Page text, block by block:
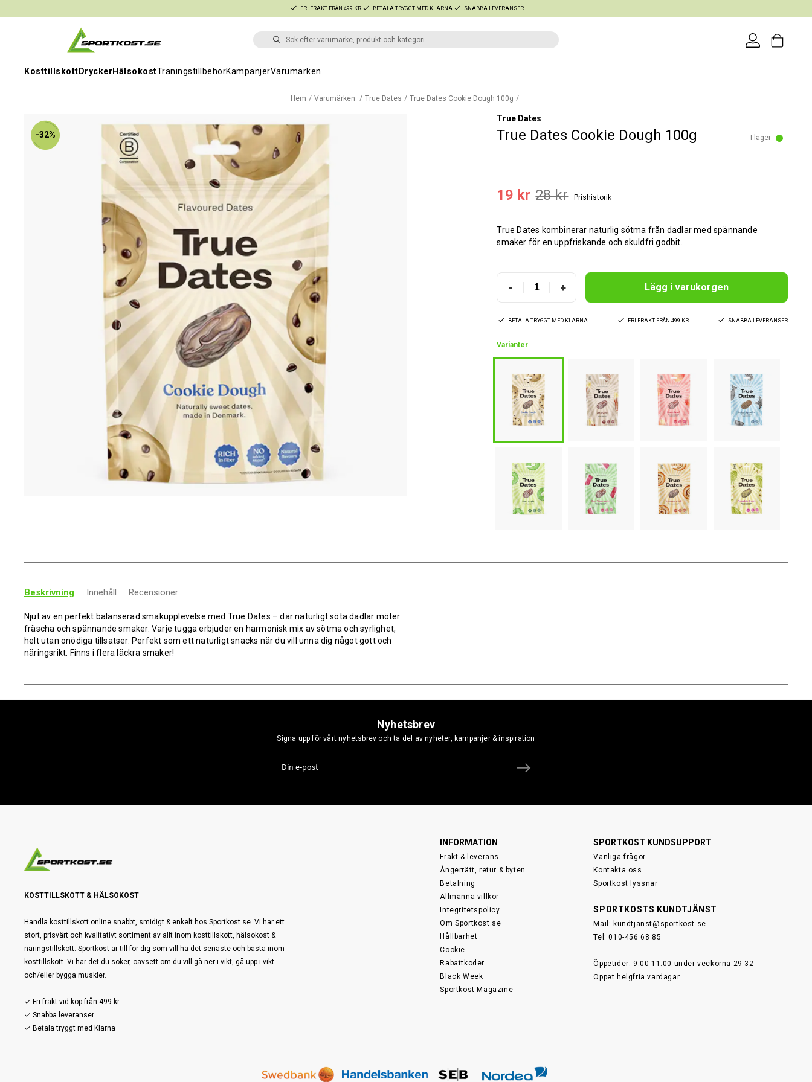
FRI FRAKT FRÅN 499 KR BETALA TRYGGT MED KLARNA SNABBA LEVERANSER
KosttillskottDryckerHälsokostTräningstillbehörKampanjerVarumärken
Hem Varumärken True Dates True Dates Cookie Dough 100g
-32%
True Dates
True Dates Cookie Dough 100g I lager
19 kr 28 kr Prishistorik
True Dates kombinerar naturlig sötma från dadlar med spännande
smaker för en uppfriskande och skuldfri godbit.
- + Lägg i varukorgen
BETALA TRYGGT MED KLARNA FRI FRAKT FRÅN 499 KR SNABBA LEVERANSER
Varianter
Beskrivning Innehåll Recensioner
Njut av en perfekt balanserad smakupplevelse med True Dates – där naturligt söta dadlar möter
fräscha och spännande smaker. Varje tugga erbjuder en harmonisk mix av sötma och syrlighet,
helt utan onödiga tillsatser. Perfekt som ett naturligt snacks när du vill unna dig något gott och
näringsrikt. Finns i flera läckra smaker!
Nyhetsbrev
Signa upp för vårt nyhetsbrev och ta del av nyheter, kampanjer & inspiration
KOSTTILLSKOTT & HÄLSOKOST
Handla kosttillskott online snabbt, smidigt & enkelt hos Sportkost.se. Vi har ett
stort, prisvärt och kvalitativt sortiment av allt inom kosttillskott, hälsokost &
näringstillskott. Sportkost är till för dig som vill ha det senaste och bästa inom
kosttillskott. Vi har det du söker, oavsett om du vill gå ner i vikt, gå upp i vikt
och/eller bygga muskler.
✓ Fri frakt vid köp från 499 kr
✓ Snabba leveranser
✓ Betala tryggt med Klarna
INFORMATION
Frakt & leverans
Ångerrätt, retur & byten
Betalning
Allmänna villkor
Integritetspolicy
Om Sportkost.se
Hållbarhet
Cookie
Rabattkoder
Black Week
Sportkost Magazine
SPORTKOST KUNDSUPPORT
Vanliga frågor
Kontakta oss
Sportkost lyssnar
SPORTKOSTS KUNDTJÄNST
Mail: kundtjanst@sportkost.se
Tel: 010-456 68 85
Öppetider: 9:00-11:00 under veckorna 29-32
Öppet helgfria vardagar.